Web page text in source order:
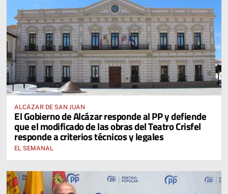
ALCÁZAR DE SAN JUAN
El Gobierno de Alcázar responde al PP y defiende
que el modificado de las obras del Teatro Crisfel
responde a criterios técnicos y legales
EL SEMANAL